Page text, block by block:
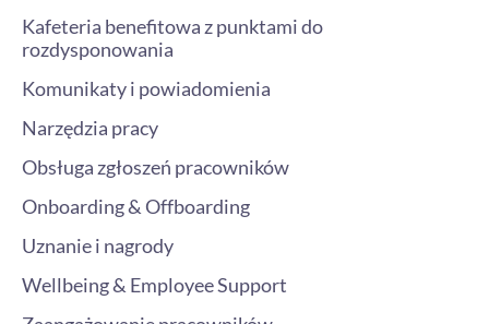
Kafeteria benefitowa z punktami do
rozdysponowania
Komunikaty i powiadomienia
Narzędzia pracy
Obsługa zgłoszeń pracowników
Onboarding & Offboarding
Uznanie i nagrody
Wellbeing & Employee Support